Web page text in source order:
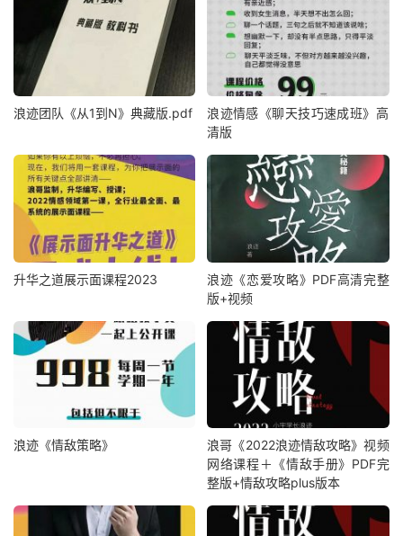
浪迹团队《从1到N》典藏版.pdf
浪迹情感《聊‮技天‬巧‮成速‬班》高
清版
升华之道展示面课程2023
浪迹《恋爱攻略》PDF高清完整
版+视频
浪迹《情敌策略》
浪哥《2022浪迹情敌攻略》视频
网络课程＋《情敌手册》PDF完
整版+情敌攻略plus版本